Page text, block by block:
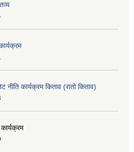
कार्यक्रम किताव (रातो किताव)